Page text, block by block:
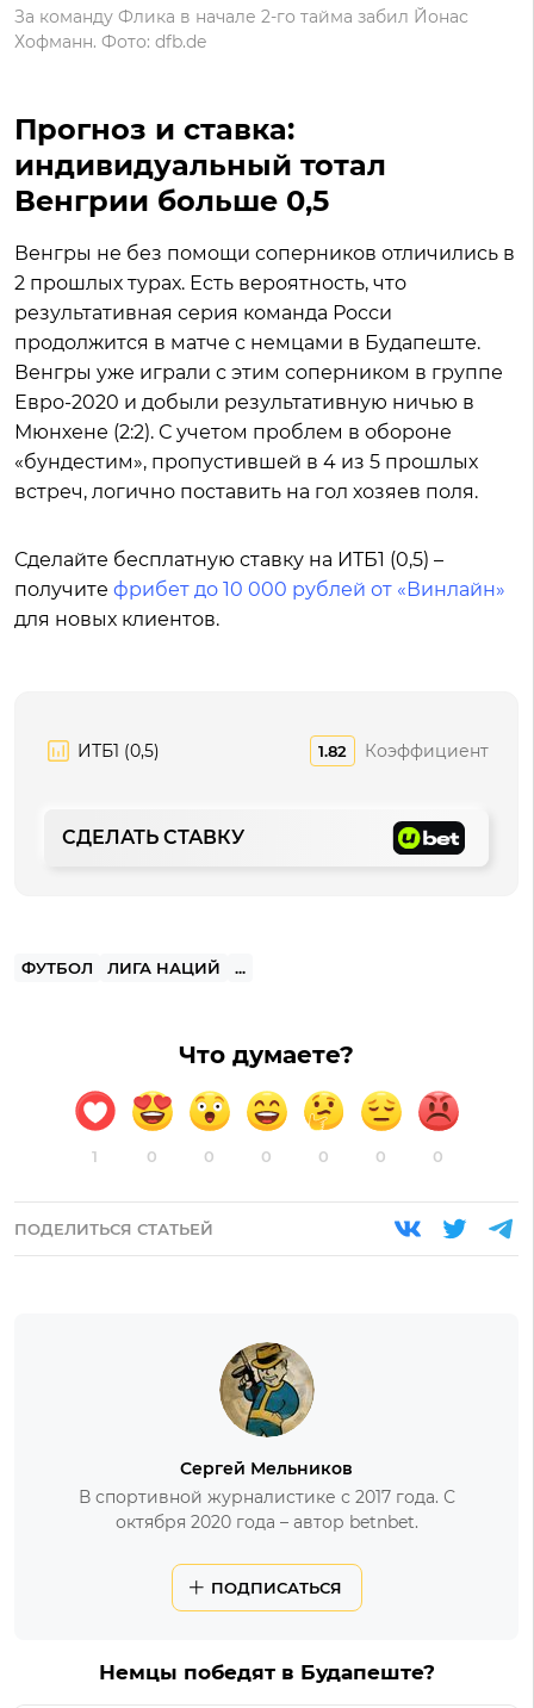
За команду Флика в начале 2-го тайма забил Йонас
Хофманн. Фото: dfb.de
Прогноз и ставка:
индивидуальный тотал
Венгрии больше 0,5
Венгры не без помощи соперников отличились в
2 прошлых турах. Есть вероятность, что
результативная серия команда Росси
продолжится в матче с немцами в Будапеште.
Венгры уже играли с этим соперником в группе
Евро-2020 и добыли результативную ничью в
Мюнхене (2:2). С учетом проблем в обороне
«бундестим», пропустившей в 4 из 5 прошлых
встреч, логично поставить на гол хозяев поля.
Сделайте бесплатную ставку на ИТБ1 (0,5) –
получите фрибет до 10 000 рублей от «Винлайн»
для новых клиентов.
ИТБ1 (0,5) 1.82 Коэффициент
СДЕЛАТЬ СТАВКУ
ФУТБОЛ ЛИГА НАЦИЙ ...
Что думаете?
1 0 0 0 0 0 0
ПОДЕЛИТЬСЯ СТАТЬЕЙ
Сергей Мельников
В спортивной журналистике с 2017 года. С
октября 2020 года – автор betnbet.
ПОДПИСАТЬСЯ
Немцы победят в Будапеште?